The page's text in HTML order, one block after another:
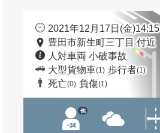
2021年12月17日(金)14:15
豊田市新生町三丁目 付近
人対車両 小破事故
大型貨物車(1) 歩行者(1)
死亡(0) 負傷(1)
他